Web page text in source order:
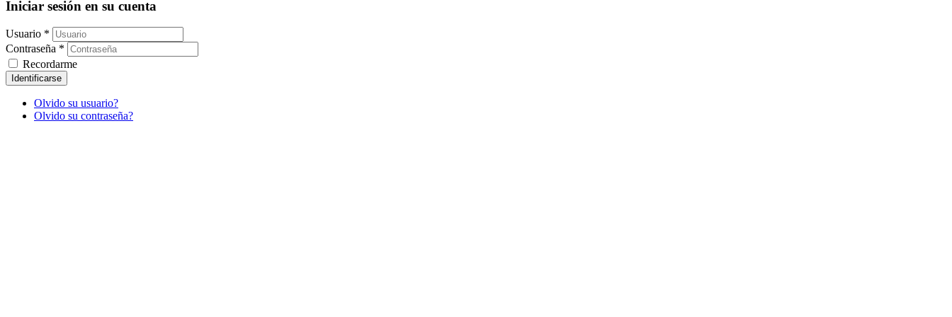
Iniciar sesión en su cuenta
Usuario *
Contraseña *
Recordarme
Identificarse
Olvido su usuario?
Olvido su contraseña?